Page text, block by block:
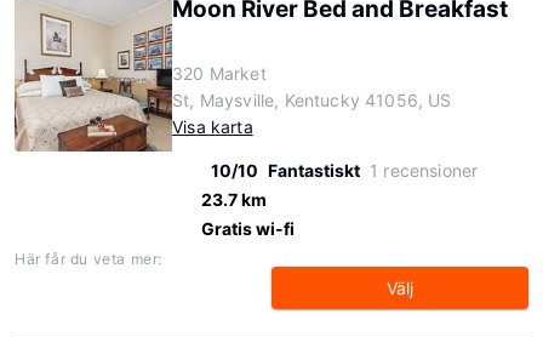
Moon River Bed and Breakfast
320 Market
St, Maysville, Kentucky 41056, US
Visa karta
10/10 Fantastiskt 1 recensioner
23.7 km
Gratis wi-fi
Här får du veta mer:
Välj